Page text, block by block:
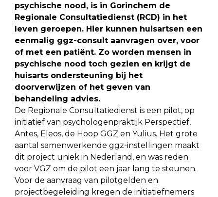
psychische nood, is in Gorinchem de
Regionale Consultatiedienst (RCD) in het
leven geroepen. Hier kunnen huisartsen een
eenmalig ggz-consult aanvragen over, voor
of met een patiënt. Zo worden mensen in
psychische nood toch gezien en krijgt de
huisarts ondersteuning bij het
doorverwijzen of het geven van
behandeling advies.
De Regionale Consultatiedienst is een pilot, op
initiatief van psychologenpraktijk Perspectief,
Antes, Eleos, de Hoop GGZ en Yulius. Het grote
aantal samenwerkende ggz-instellingen maakt
dit project uniek in Nederland, en was reden
voor VGZ om de pilot een jaar lang te steunen.
Voor de aanvraag van pilotgelden en
projectbegeleiding kregen de initiatiefnemers